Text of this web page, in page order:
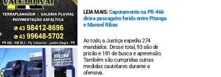
LEIA MAIS:Capotamento na PR-466
deixa passageiro ferido entre Pitanga
e Manoel Ribas
Ao todo, a Justiça expediu 274
mandados. Desse total, 93 são de
prisão e 181 de busca e apreensão.
Também são cumpridas outras
medidas cautelares durante a
ofensiva.